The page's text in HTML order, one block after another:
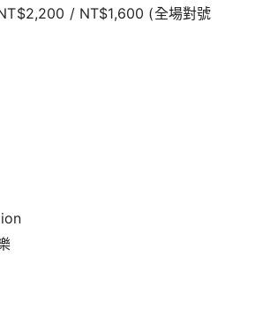
/ NT$1,600 (全場對號